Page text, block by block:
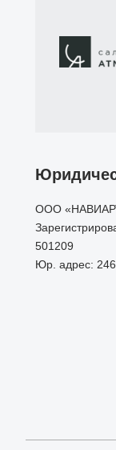
ООО
501209
Юр. адрес: